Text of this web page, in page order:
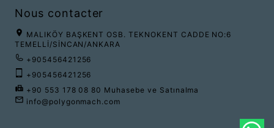
Nous contacter
MALIKÖY BAŞKENT OSB. TEKNOKENT CADDE NO:6
TEMELLİ/SİNCAN/ANKARA
+905456421256
+905456421256
+90 553 178 08 80 Muhasebe ve Satınalma
info@polygonmach.com